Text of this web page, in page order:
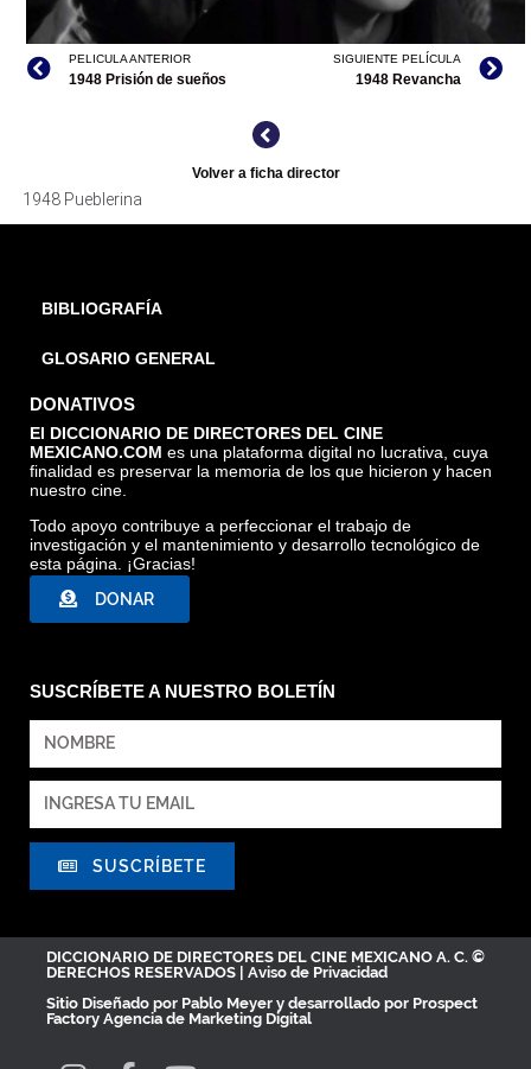
PUEBLERINA, INTERNET
PELICULA ANTERIOR
1948 Prisión de sueños
SIGUIENTE PELÍCULA
1948 Revancha
Volver a ficha director
1948 Pueblerina
BIBLIOGRAFÍA
GLOSARIO GENERAL
DONATIVOS
El DICCIONARIO DE DIRECTORES DEL CINE
MEXICANO.COM es una plataforma digital no lucrativa, cuya
finalidad es preservar la memoria de los que hicieron y hacen
nuestro cine.
Todo apoyo contribuye a perfeccionar el trabajo de
investigación y el mantenimiento y desarrollo tecnológico de
esta página. ¡Gracias!
DONAR
SUSCRÍBETE A NUESTRO BOLETÍN
SUSCRÍBETE
DICCIONARIO DE DIRECTORES DEL CINE MEXICANO A. C. ©
DERECHOS RESERVADOS | Aviso de Privacidad
Sitio Diseñado por Pablo Meyer y desarrollado por Prospect
Factory Agencia de Marketing Digital